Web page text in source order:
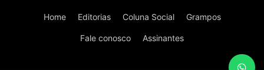
Home Editorias Coluna Social Grampos
Fale conosco Assinantes